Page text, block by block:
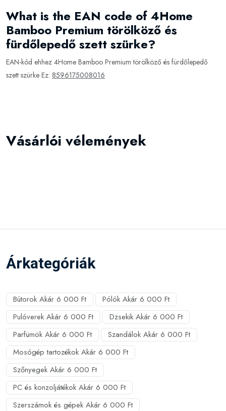
What is the EAN code of 4Home
Bamboo Premium törölköző és
fürdőlepedő szett szürke?
EAN-kód ehhez 4Home Bamboo Premium törölköző és fürdőlepedő
szett szürke Ez: 8596175008016
Vásárlói vélemények
Árkategóriák
Bútorok Akár 6 000 Ft
Pólók Akár 6 000 Ft
Pulóverek Akár 6 000 Ft
Dzsekik Akár 6 000 Ft
Parfümök Akár 6 000 Ft
Szandálok Akár 6 000 Ft
Mosógép tartozékok Akár 6 000 Ft
Szőnyegek Akár 6 000 Ft
PC és konzoljátékok Akár 6 000 Ft
Szerszámok és gépek Akár 6 000 Ft